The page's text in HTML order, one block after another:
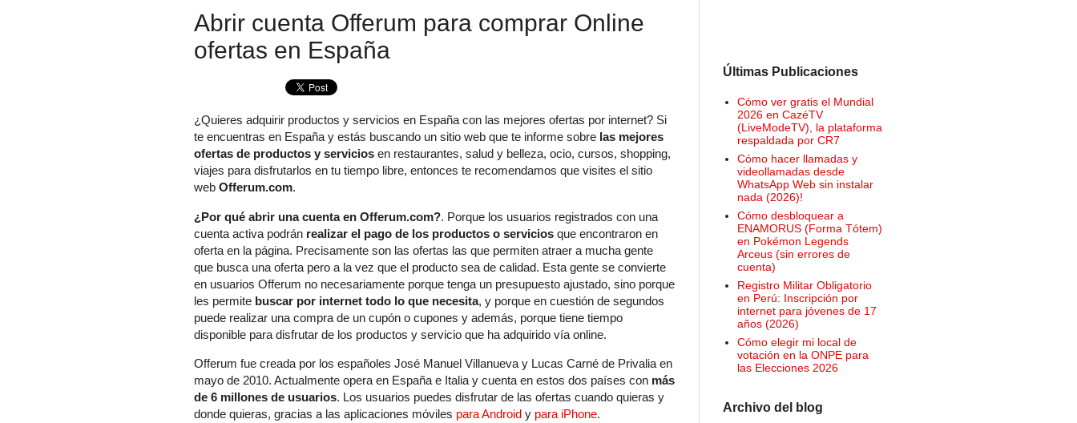
Abrir cuenta Offerum para comprar Online
ofertas en España
¿Quieres adquirir productos y servicios en España con las mejores ofertas por internet? Si
te encuentras en España y estás buscando un sitio web que te informe sobre las mejores
ofertas de productos y servicios en restaurantes, salud y belleza, ocio, cursos, shopping,
viajes para disfrutarlos en tu tiempo libre, entonces te recomendamos que visites el sitio
web Offerum.com.
¿Por qué abrir una cuenta en Offerum.com?. Porque los usuarios registrados con una
cuenta activa podrán realizar el pago de los productos o servicios que encontraron en
oferta en la página. Precisamente son las ofertas las que permiten atraer a mucha gente
que busca una oferta pero a la vez que el producto sea de calidad. Esta gente se convierte
en usuarios Offerum no necesariamente porque tenga un presupuesto ajustado, sino porque
les permite buscar por internet todo lo que necesita, y porque en cuestión de segundos
puede realizar una compra de un cupón o cupones y además, porque tiene tiempo
disponible para disfrutar de los productos y servicio que ha adquirido vía online.
Offerum fue creada por los españoles José Manuel Villanueva y Lucas Carné de Privalia en
mayo de 2010. Actualmente opera en España e Italia y cuenta en estos dos países con más
de 6 millones de usuarios. Los usuarios puedes disfrutar de las ofertas cuando quieras y
donde quieras, gracias a las aplicaciones móviles para Android y para iPhone.
Últimas Publicaciones
Cómo ver gratis el Mundial
2026 en CazéTV
(LiveModeTV), la plataforma
respaldada por CR7
Cómo hacer llamadas y
videollamadas desde
WhatsApp Web sin instalar
nada (2026)!
Cómo desbloquear a
ENAMORUS (Forma Tótem)
en Pokémon Legends
Arceus (sin errores de
cuenta)
Registro Militar Obligatorio
en Perú: Inscripción por
internet para jóvenes de 17
años (2026)
Cómo elegir mi local de
votación en la ONPE para
las Elecciones 2026
Archivo del blog